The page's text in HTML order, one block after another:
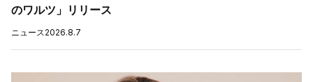
のワルツ」リリース
ニュース 2026.8.7